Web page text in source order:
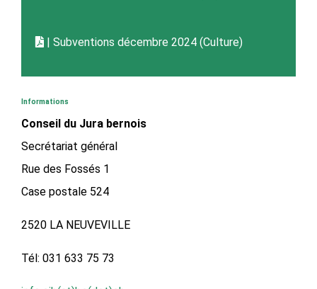
| Subventions décembre 2024 (Culture)
Informations
Conseil du Jura bernois
Secrétariat général
Rue des Fossés 1
Case postale 524
2520 LA NEUVEVILLE
Tél: 031 633 75 73